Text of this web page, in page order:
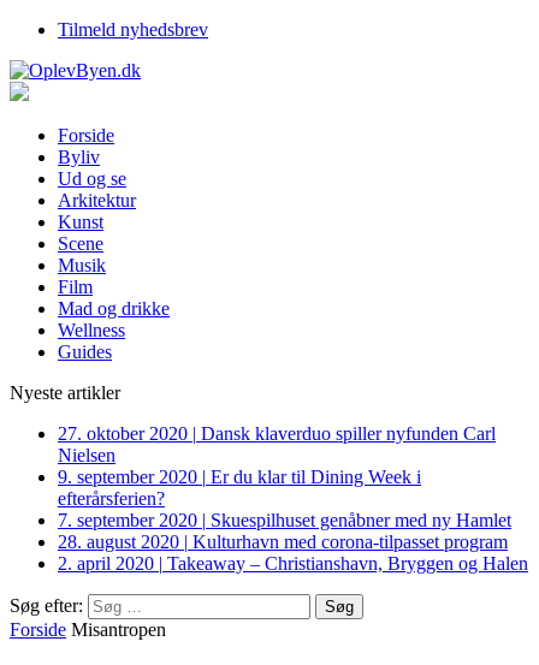
Tilmeld nyhedsbrev
Forside
Byliv
Ud og se
Arkitektur
Kunst
Scene
Musik
Film
Mad og drikke
Wellness
Guides
Nyeste artikler
27. oktober 2020 | Dansk klaverduo spiller nyfunden Carl
Nielsen
9. september 2020 | Er du klar til Dining Week i
efterårsferien?
7. september 2020 | Skuespilhuset genåbner med ny Hamlet
28. august 2020 | Kulturhavn med corona-tilpasset program
2. april 2020 | Takeaway – Christianshavn, Bryggen og Halen
Søg efter:
Forside Misantropen